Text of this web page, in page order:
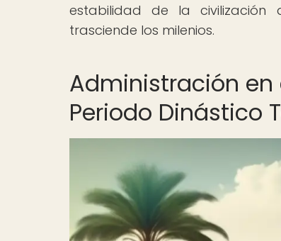
estabilidad de la civilización
trasciende los milenios.
Administración en
Periodo Dinástico